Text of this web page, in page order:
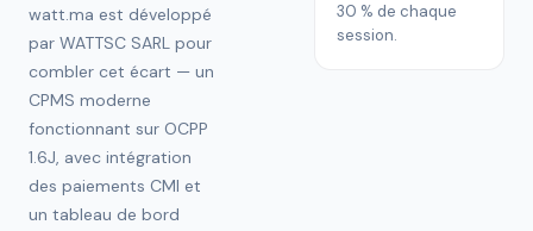
watt.ma est développé
par WATTSC SARL pour
combler cet écart — un
CPMS moderne
fonctionnant sur OCPP
1.6J, avec intégration
des paiements CMI et
un tableau de bord
30 % de chaque
session.